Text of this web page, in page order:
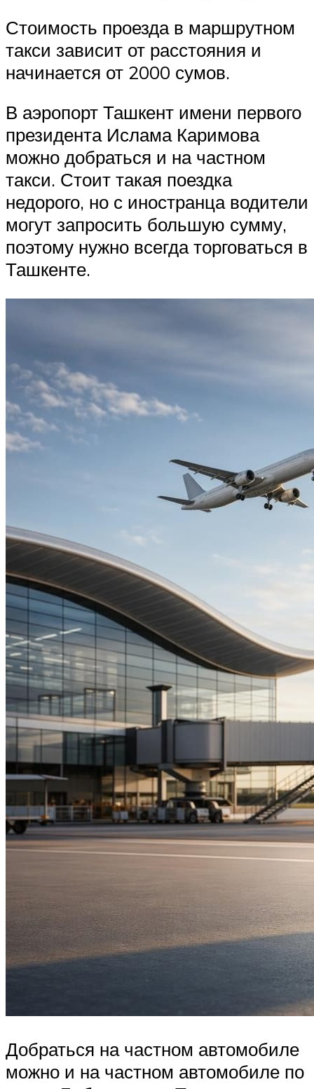
Стоимость проезда в маршрутном
такси зависит от расстояния и
начинается от 2000 сумов.
В аэропорт Ташкент имени первого
президента Ислама Каримова
можно добраться и на частном
такси. Стоит такая поездка
недорого, но с иностранца водители
могут запросить большую сумму,
поэтому нужно всегда торговаться в
Ташкенте.
Добраться на частном автомобиле
можно и на частном автомобиле по